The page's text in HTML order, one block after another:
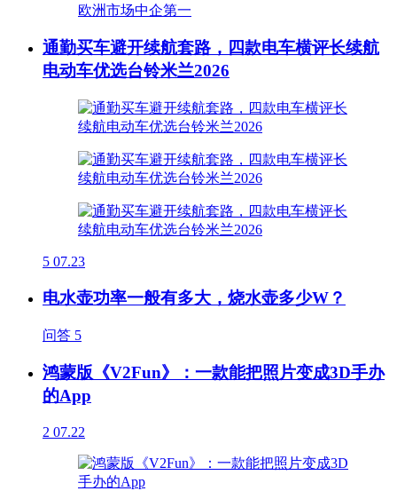
通勤买车避开续航套路，四款电车横评长续航
电动车优选台铃米兰2026
5 07.23
电水壶功率一般有多大，烧水壶多少W？
问答 5
鸿蒙版《V2Fun》：一款能把照片变成3D手办
的App
2 07.22